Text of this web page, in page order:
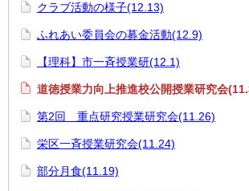
クラブ活動の様子(12.13)
ふれあい委員会の募金活動(12.9)
【理科】市一斉授業研(12.1)
道徳授業力向上推進校公開授業研究会
第2回 重点研究授業研究会(11.26)
栄区一斉授業研究会(11.24)
部分月食(11.19)